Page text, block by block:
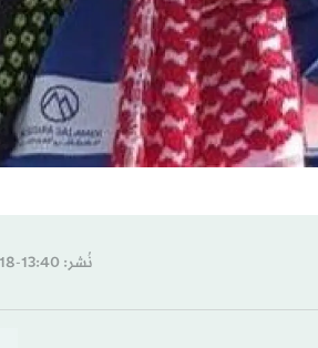
نُشر: 13:40-18 مايو 2026 م ـ 02 ذو الحِجّة 1447 هـ